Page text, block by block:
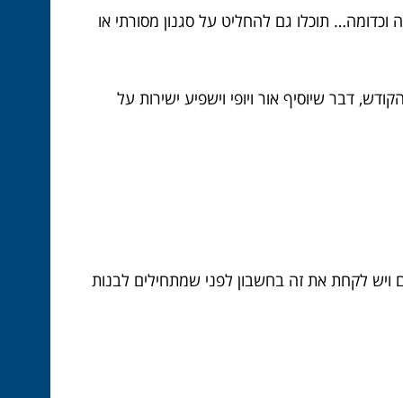
תוכלו גם להחליט על סגנון מסורתי או
דבר שיוסיף אור ויופי וישפיע ישירות על
ויש לקחת את זה בחשבון לפני שמתחילים לבנות